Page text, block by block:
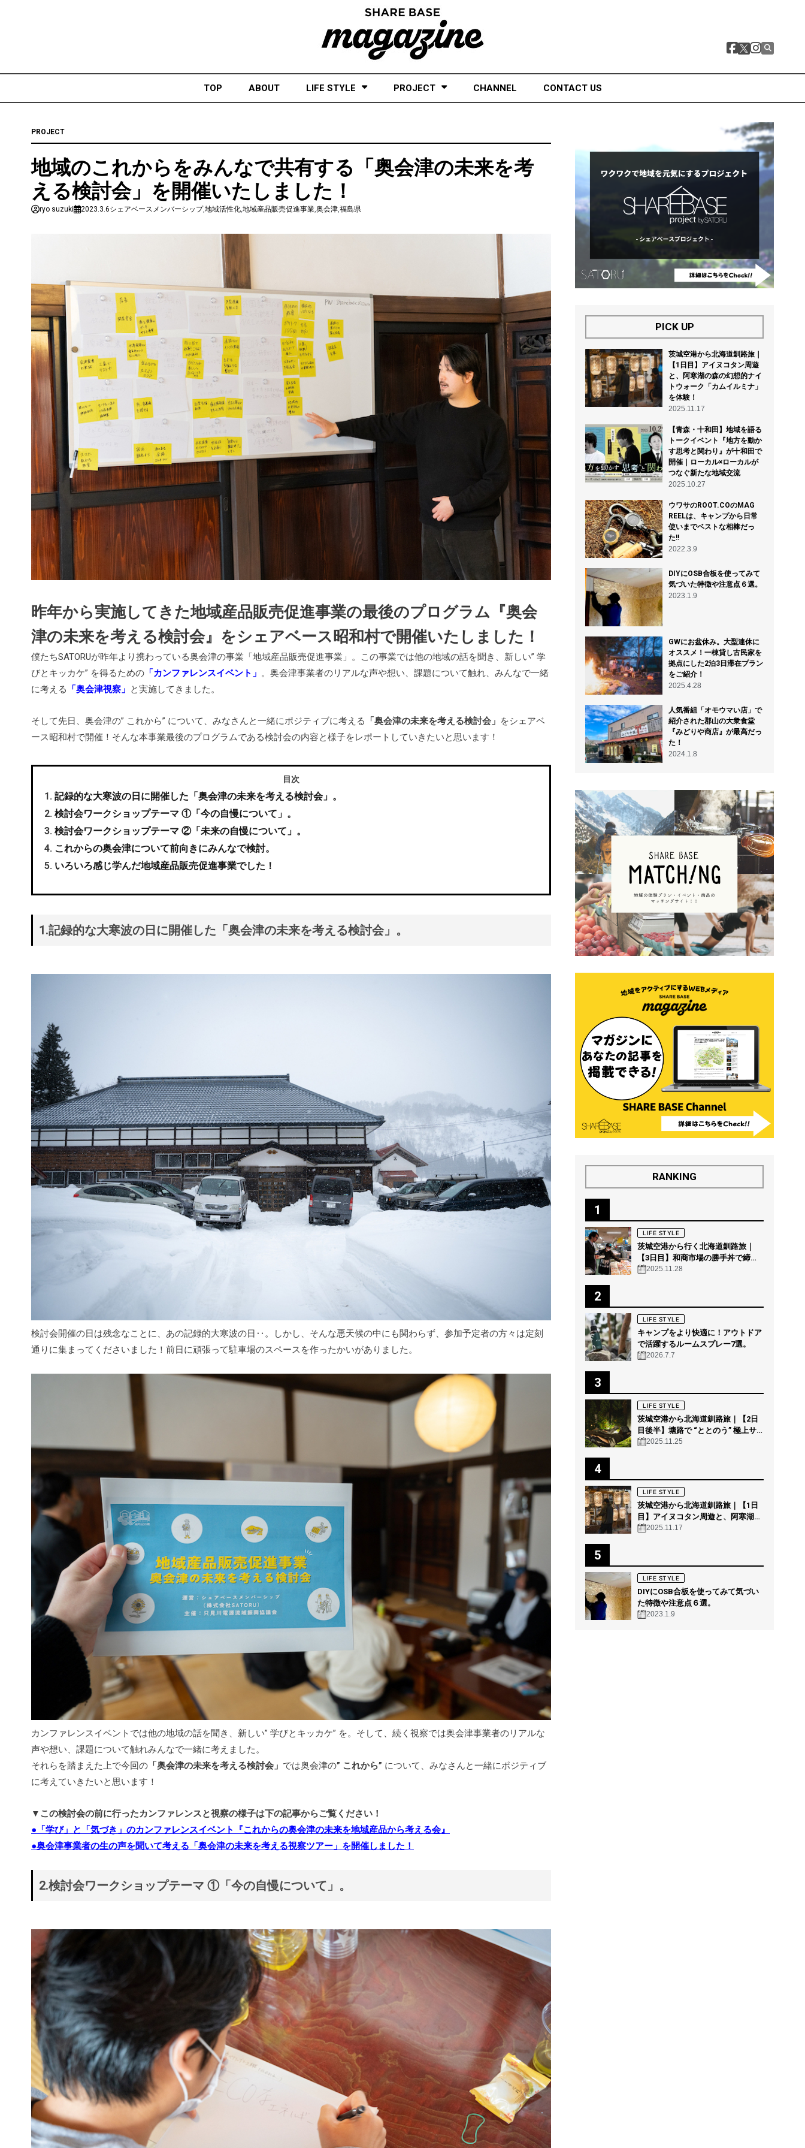
TOP ABOUT LIFE STYLE PROJECT CHANNEL CONTACT US
PROJECT
地域のこれからをみんなで共有する「奥会津の未来を考
える検討会」を開催いたしました！
ryo suzuki 2023.3.6シェアベースメンバーシップ,地域活性化,地域産品販売促進事業,奥会津,福島県
昨年から実施してきた地域産品販売促進事業の最後のプログラム『奥会
津の未来を考える検討会』をシェアベース昭和村で開催いたしました！
僕たちSATORUが昨年より携わっている奥会津の事業「地域産品販売促進事業」。この事業では他の地域の話を聞き、新しい” 学
びとキッカケ” を得るための 「カンファレンスイベント」 。奥会津事業者のリアルな声や想い、課題について触れ、みんなで一緒
に考える
「奥会津視察」 と実施してきました。
そして先日、奥会津の” これから” について、みなさんと一緒にポジティブに考える 「奥会津の未来を考える検討会」 をシェアベ
ース昭和村で開催！そんな本事業最後のプログラムである検討会の内容と様子をレポートしていきたいと思います！
目次
記録的な大寒波の日に開催した「奥会津の未来を考える検討会」。
検討会ワークショップテーマ ①「今の自慢について」。
検討会ワークショップテーマ ②「未来の自慢について」。
これからの奥会津について前向きにみんなで検討。
いろいろ感じ学んだ地域産品販売促進事業でした！
1.記録的な大寒波の日に開催した「奥会津の未来を考える検討会」。
検討会開催の日は残念なことに、あの記録的大寒波の日‥。しかし、そんな悪天候の中にも関わらず、参加予定者の方々は定刻
通りに集まってくださいました！前日に頑張って駐車場のスペースを作ったかいがありました。
カンファレンスイベントでは他の地域の話を聞き、新しい” 学びとキッカケ” を。そして、続く視察では奥会津事業者のリアルな
声や想い、課題について触れみんなで一緒に考えました。
それらを踏まえた上で今回の 「奥会津の未来を考える検討会」 では奥会津の” これから” について、みなさんと一緒にポジティブ
に考えていきたいと思います！
▼この検討会の前に行ったカンファレンスと視察の様子は下の記事からご覧ください！
●「学び」と「気づき」のカンファレンスイベント『これからの奥会津の未来を地域産品から考える会』
●奥会津事業者の生の声を聞いて考える「奥会津の未来を考える視察ツアー」を開催しました！
2.検討会ワークショップテーマ ①「今の自慢について」。
PICK UP
茨城空港から北海道釧路旅｜
【1日目】アイヌコタン周遊
と、阿寒湖の森の幻想的ナイ
トウォーク「カムイルミナ」
を体験！
2025.11.17
【青森・十和田】地域を語る
トークイベント『地方を動か
す思考と関わり』が十和田で
開催｜ローカル×ローカルが
つなぐ新たな地域交流
2025.10.27
ウワサのROOT.COのMAG
REELは、キャンプから日常
使いまでベストな相棒だっ
た!!
2022.3.9
DIYにOSB合板を使ってみて
気づいた特徴や注意点６選。
2023.1.9
GWにお盆休み。大型連休に
オススメ！一棟貸し古民家を
拠点にした2泊3日滞在プラン
をご紹介！
2025.4.28
人気番組「オモウマい店」で
紹介された郡山の大衆食堂
『みどりや商店』が最高だっ
た！
2024.1.8
RANKING
1
LIFE STYLE
茨城空港から行く北海道釧路旅｜
【3日目】和商市場の勝手丼で締め
る“釧路の朝グルメ”
2025.11.28
2
LIFE STYLE
キャンプをより快適に！アウトドア
で活躍するルームスプレー7選。
2026.7.7
3
LIFE STYLE
茨城空港から北海道釧路旅｜【2日
目後半】塘路で “ととのう” 極上サ
ウナ体験 @THE GEEK
2025.11.25
4
LIFE STYLE
茨城空港から北海道釧路旅｜【1日
目】アイヌコタン周遊と、阿寒湖の
森の幻想的ナイトウォーク「カムイ
2025.11.17
5
LIFE STYLE
DIYにOSB合板を使ってみて気づい
た特徴や注意点６選。
2023.1.9